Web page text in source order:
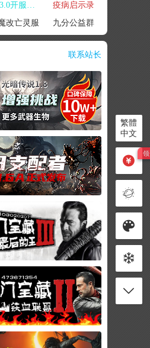
V3.0开服联机
疫病启示录
改亡灵服 九分公益群
联系站长
繁體
中文